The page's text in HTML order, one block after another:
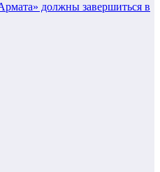
должны завершиться в